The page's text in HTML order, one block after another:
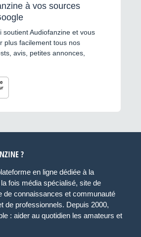
à vos sources
soutient Audiofanzine et vous
plus facilement tous nos
avis, petites annonces,
?
en ligne dédiée à la
la fois média spécialisé, site de
de connaissances et communauté
de professionnels. Depuis 2000,
: aider au quotidien les amateurs et